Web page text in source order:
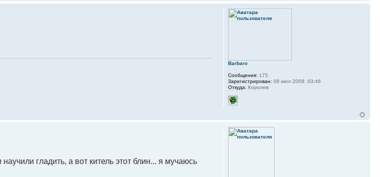
Barbaro
Сообщения: 175
Зарегистрирован: 08 июл 2009, 03:46
Откуда: Королев
гладить, а вот китель этот блин... я мучаюсь